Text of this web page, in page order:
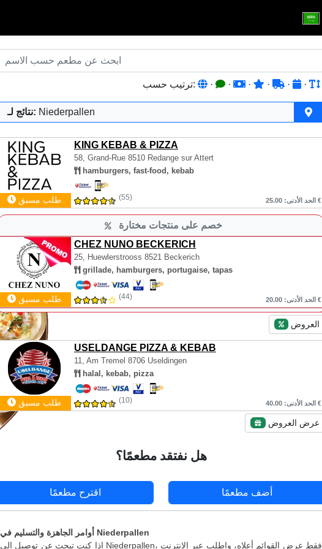
ترتيب حسب: · · · · · ·
نتائج لـ: Niederpallen
KING KEBAB & PIZZA
58, Grand-Rue 8510 Redange sur Attert
hamburgers, fast-food, kebab
طلب مسبق (55) الحد الأدنى: 25.00 €
خصم على منتجات مختارة
CHEZ NUNO BECKERICH
25, Huewlerstrooss 8521 Beckerich
grillade, hamburgers, portugaise, tapas
طلب مسبق (44) الحد الأدنى: 20.00 €
العروض
USELDANGE PIZZA & KEBAB
11, Am Tremel 8706 Useldingen
halal, kebab, pizza
طلب مسبق (10) الحد الأدنى: 40.00 €
عرض العروض
هل نفتقد مطعمًا؟
اقترح مطعمًا أضف مطعمًا
أوامر الجاهزة والتسليم في Niederpallen
إذا كنت تبحث عن توصيل إلى Niederpallen، فقط عرض القوائم أعلاه، واطلب عبر الإنترنت